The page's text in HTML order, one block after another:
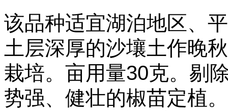
该品种适宜湖泊地区、
土层深厚的沙壤土作晚
栽培。亩用量30克。剔
势强、健壮的椒苗定植